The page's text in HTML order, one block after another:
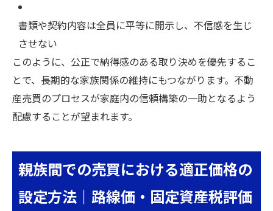
書類や契約内容は全員に平等に開示し、不信感を生じ
させない
このように、公正で納得感のある取り決めを優先するこ
とで、長期的な家族関係の維持にもつながります。不動
産売買のプロセスが家庭内の信頼構築の一助となるよう
配慮することが望まれます。
親族間での売買における適正価格の
設定方法｜路線価・固定資産税評価